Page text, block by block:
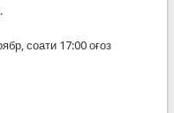
соати 17:00 оғоз